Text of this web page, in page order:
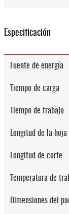
Especificación
Fuente de energía
Tiempo de carga
Tiempo de trabajo
Longitud de la hoja
Longitud de corte
Temperatura de
Dimensiones del